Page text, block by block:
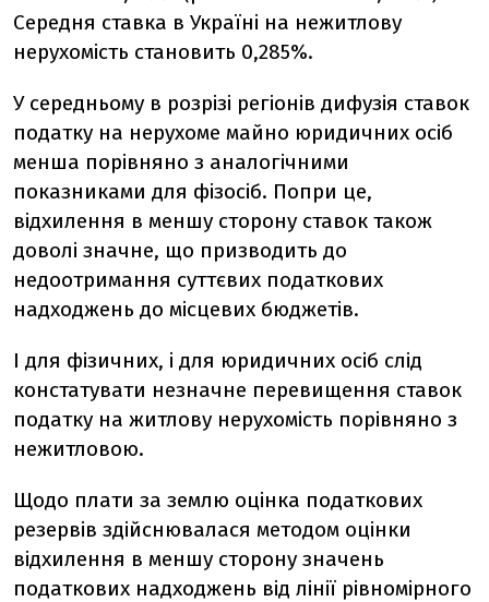
Середня ставка в Україні на нежитлову
нерухомість становить 0,285%.
У середньому в розрізі регіонів дифузія ставок
податку на нерухоме майно юридичних осіб
менша порівняно з аналогічними
показниками для фізосіб. Попри це,
відхилення в меншу сторону ставок також
доволі значне, що призводить до
недоотримання суттєвих податкових
надходжень до місцевих бюджетів.
І для фізичних, і для юридичних осіб слід
констатувати незначне перевищення ставок
податку на житлову нерухомість порівняно з
нежитловою.
Щодо плати за землю оцінка податкових
резервів здійснювалася методом оцінки
відхилення в меншу сторону значень
податкових надходжень від лінії рівномірного